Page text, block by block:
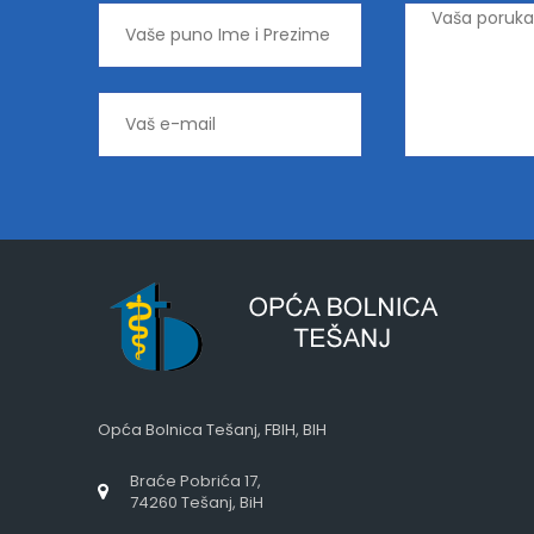
Opća Bolnica Tešanj, FBIH, BIH
Braće Pobrića 17,
74260 Tešanj, BiH